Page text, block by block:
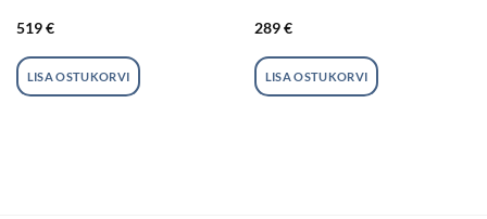
519€
LISA OSTUKORVI
289€
LISA OSTUKORVI